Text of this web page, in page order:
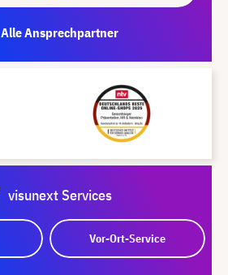
Alle Ansprechpartner
visunext Services
Vor-Ort-Service